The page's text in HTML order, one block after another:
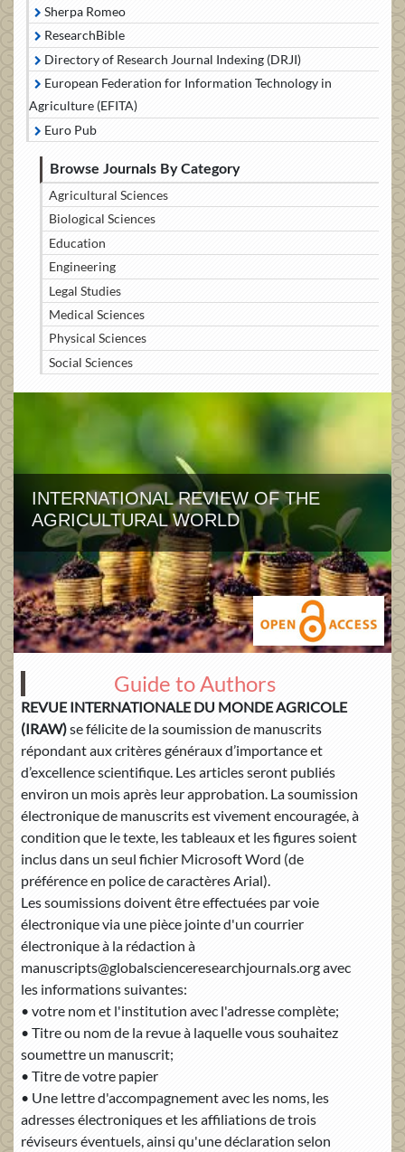
Sherpa Romeo
ResearchBible
Directory of Research Journal Indexing (DRJI)
European Federation for Information Technology in
Agriculture (EFITA)
Euro Pub
Browse Journals By Category
Agricultural Sciences
Biological Sciences
Education
Engineering
Legal Studies
Medical Sciences
Physical Sciences
Social Sciences
INTERNATIONAL REVIEW OF THE
AGRICULTURAL WORLD
Guide to Authors
REVUE INTERNATIONALE DU MONDE AGRICOLE
(IRAW)se félicite de la soumission de manuscrits
répondant aux critères généraux d’importance et
d’excellence scientifique. Les articles seront publiés
environ un mois après leur approbation. La soumission
électronique de manuscrits est vivement encouragée, à
condition que le texte, les tableaux et les figures soient
inclus dans un seul fichier Microsoft Word (de
préférence en police de caractères Arial).
Les soumissions doivent être effectuées par voie
électronique via une pièce jointe d'un courrier
électronique à la rédaction à
manuscripts@globalscienceresearchjournals.org avec
les informations suivantes:
• votre nom et l'institution avec l'adresse complète;
• Titre ou nom de la revue à laquelle vous souhaitez
soumettre un manuscrit;
• Titre de votre papier
• Une lettre d'accompagnement avec les noms, les
adresses électroniques et les affiliations de trois
réviseurs éventuels, ainsi qu'une déclaration selon